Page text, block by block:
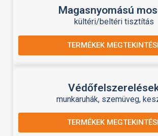
Magasnyomású
kültéri/beltéri tisztítás
TERMÉKEK
munkaruhák, szemüveg,
TERMÉKEK